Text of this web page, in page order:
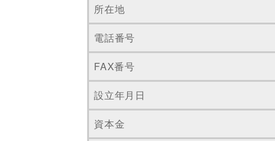
所在地
電話番号
FAX番号
設立年月日
資本金